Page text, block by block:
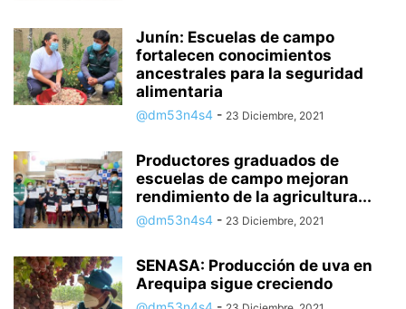
Junín: Escuelas de campo
fortalecen conocimientos
ancestrales para la seguridad
alimentaria
@dm53n4s4 - 23 Diciembre, 2021
Productores graduados de
escuelas de campo mejoran
rendimiento de la agricultura...
@dm53n4s4 - 23 Diciembre, 2021
SENASA: Producción de uva en
Arequipa sigue creciendo